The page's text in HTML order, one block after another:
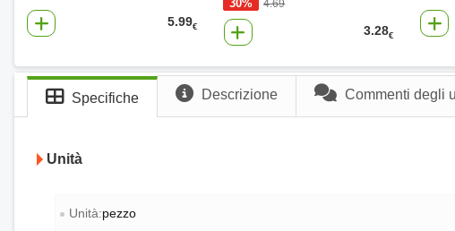
5.99€
30% 4.69
3.28€
Specifiche Descrizione Commenti degli
Unità
Unità:pezzo